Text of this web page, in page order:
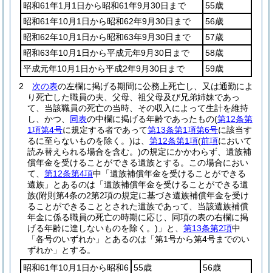
昭和61年1月1日から昭和61年9月30日まで
55歳
昭和61年10月1日から昭和62年9月30日まで
56歳
昭和62年10月1日から昭和63年9月30日まで
57歳
昭和63年10月1日から平成元年9月30日まで
58歳
平成元年10月1日から平成2年9月30日まで
59歳
2
次の表の左欄に掲げる期間に公務上死亡し、又は通勤によ
り死亡した職員の夫、父母、祖父母及び兄弟姉妹であっ
て、当該職員の死亡の当時、その収入によって生計を維持
し、かつ、 同表の中欄に掲げる年齢であったもの(第12条第
1項第4号に規定する者であって第13条第1項第6号に該当す
るに至らないものを除く。)は、 第12条第1項(前項において
読み替えられる場合を含む。)の規定にかかわらず、遺族補
償年金を受けることができる遺族とする。
この場合におい
て、 第12条第4項中「遺族補償年金を受けることができる
遺族」とあるのは「遺族補償年金を受けることができる遺
族(附則第4条の2第2項の規定に基づき遺族補償年金を受け
ることができることとされた遺族であって、当該遺族補償
年金に係る職員の死亡の時期に応じ、同項の表の右欄に掲
げる年齢に達しないものを除く。) 」と、 第13条第2項中
「各号のいずれか」とあるのは「第1号から第4号までのい
ずれか」とする。
昭和61年10月1日から昭和6 55歳 56歳